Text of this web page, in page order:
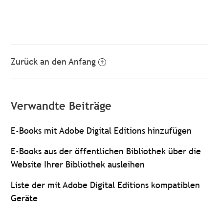
Zurück an den Anfang
Verwandte Beiträge
E-Books mit Adobe Digital Editions hinzufügen
E-Books aus der öffentlichen Bibliothek über die
Website Ihrer Bibliothek ausleihen
Liste der mit Adobe Digital Editions kompatiblen
Geräte